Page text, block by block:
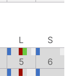
L
S
5 6